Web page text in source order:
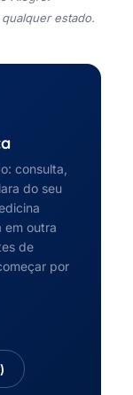
estado.
consulta,
do seu
em outra
de
por